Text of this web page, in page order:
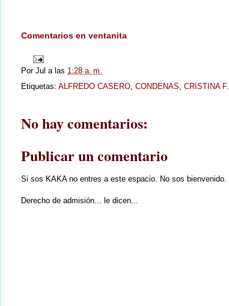
Comentarios en ventanita
Por Jul a las 1:28 a. m.
Etiquetas: ALFREDO CASERO CONDENAS CRISTINA
No hay comentarios:
Publicar un comentario
Si sos KAKA no entres a este espacio. No sos bienvenido.
Derecho de admisión... le dicen...